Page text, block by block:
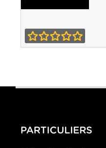
les Ch'tis
PARTICULIERS